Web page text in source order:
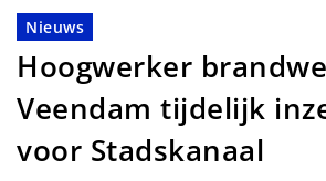
Nieuws
Hoogwerker
Veendam tijdelijk
voor Stadskanaal